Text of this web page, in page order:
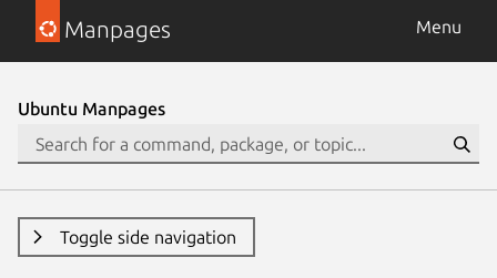
Manpages Menu
Ubuntu Manpages
Toggle side navigation